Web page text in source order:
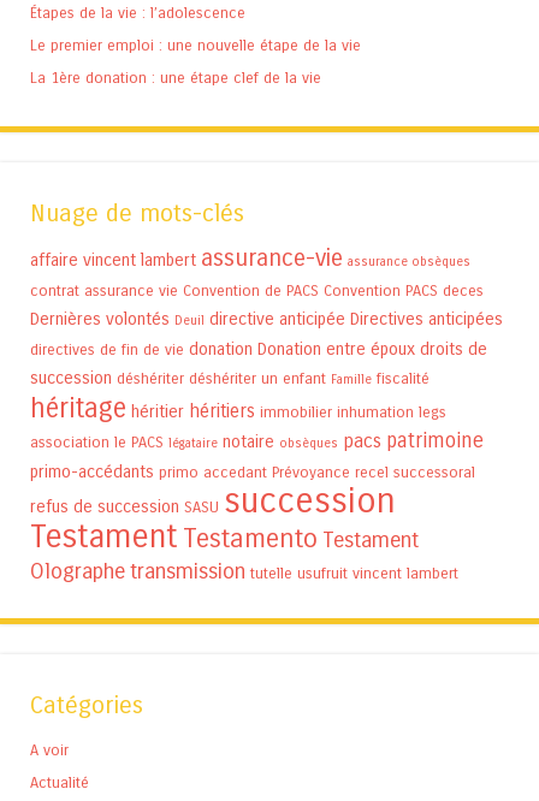
Étapes de la vie : l’adolescence
Le premier emploi : une nouvelle étape de la vie
La 1ère donation : une étape clef de la vie
Nuage de mots-clés
affaire vincent lambert assurance-vie assurance obsèques
contrat assurance vie Convention de PACS Convention PACS deces
Dernières volontés Deuil directive anticipée Directives anticipées
directives de fin de vie donation Donation entre époux droits de
succession déshériter déshériter un enfant Famille fiscalité
héritage héritier héritiers immobilier inhumation legs
association le PACS légataire notaire obsèques pacs patrimoine
primo-accédants primo accedant Prévoyance recel successoral
refus de succession SASU succession
Testament Testamento Testament
Olographetransmission tutelle usufruit vincent lambert
Catégories
A voir
Actualité